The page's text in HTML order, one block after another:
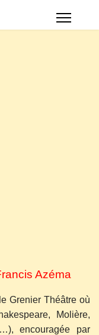
Azéma
Grenier Théâtre où
Molière,
encouragée par